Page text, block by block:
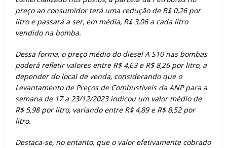
preço ao consumidor terá uma redução de R$ 0,26 por
litro e passará a ser, em média, R$ 3,06 a cada litro
vendido na bomba.
Dessa forma, o preço médio do diesel A S10 nas bombas
poderá refletir valores entre R$ 4,63 e R$ 8,26 por litro, a
depender do local de venda, considerando que o
Levantamento de Preços de Combustíveis da ANP para a
semana de 17 a 23/12/2023 indicou um valor médio de
R$ 5,98 por litro, variando entre R$ 4,89 e R$ 8,52 por
litro.
Destaca-se, no entanto, que o valor efetivamente cobrado